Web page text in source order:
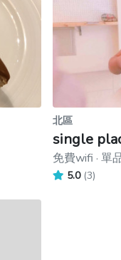
北區
single
免費wifi · 單
5.0 (3)